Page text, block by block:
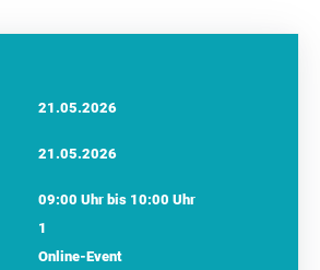
21.05.2026
21.05.2026
09:00 Uhr bis 10:00 Uhr
1
Online-Event